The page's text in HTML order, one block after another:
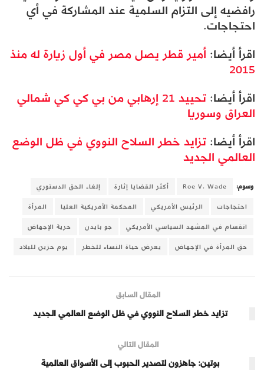
رافضيه إلى التزام السلمية عند المشاركة في أي
احتجاجات.
اقرأ أيضا:أمير قطر يصل مصر في أول زيارة له منذ
2015
اقرأ أيضا:
تحييد 21 إرهابي من بي كي كي شمالي
العراق وسوريا
اقرأ أيضا:تزايد خطر السلاح النووي في ظل الوضع
العالمي الجديد
وسوم: Roe V. Wade أكثر القضايا إثارة
إلغاء الحق الدستوري
احتجاجات
الرئيس الأمريكي المحكمة الأمريكية العليا
المرأة
انقسام في المشهد السياسي الأمريكي
جو بايدن
حرية الإجهاض
حق المرأة في الإجهاض
يعرض حياة النساء للخطر يوم حزين للبلاد
المقال السابق
تزايد خطر السلاح النووي في ظل الوضع العالمي الجديد
المقال التالي
بوتين: جاهزون لتصدير الحبوب إلى الأسواق العالمية